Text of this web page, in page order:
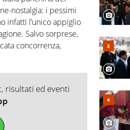
nostalgia: i pessimi
infatti l’unico appiglio
Salvo sorprese,
concorrenza,
risultati ed eventi